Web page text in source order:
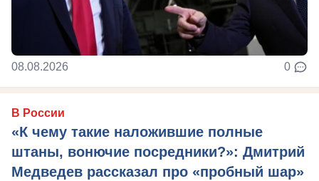
08.08.2026 0
В России
«К чему такие наложившие полные
штаны, вонючие посредники?»: Дмитрий
Медведев рассказал про «пробный шар»